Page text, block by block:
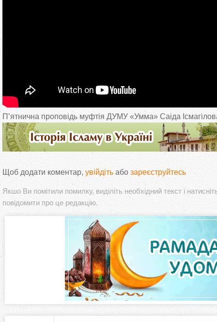
П’ятнична проповідь муфтія ДУМУ «Умма» Саіда
Щоб додати коментар,увійдіть або зареєструйтесь
Якшо Ви помітили помилку, виділіть необхідний текст і
повідомити про це редакцію.